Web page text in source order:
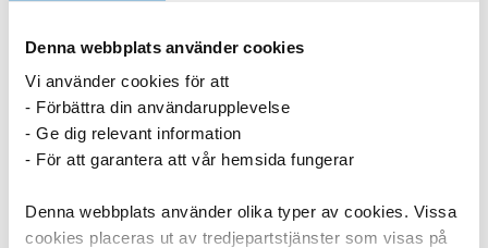
Denna webbplats använder cookies
Vi använder cookies för att
- Förbättra din användarupplevelse
- Ge dig relevant information
- För att garantera att vår hemsida fungerar
Denna webbplats använder olika typer av cookies. Vissa
cookies placeras ut av tredjepartstjänster som visas på
236,25kr
3-5 dagar
Bläckpatron Canon CLI-42 6388B001 cyan